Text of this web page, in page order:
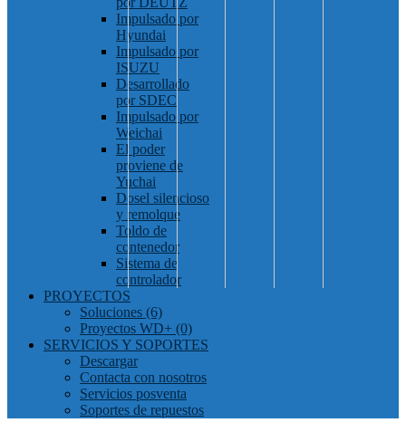
Impulsado por
Hyundai
Impulsado por
ISUZU
Desarrollado
por SDEC
Impulsado por
Weichai
El poder
proviene de
Yuchai
Dosel silencioso
y remolque
Toldo de
contenedor
Sistema de
controlador
PROYECTOS
Soluciones (6)
Proyectos WD+ (0)
SERVICIOS Y SOPORTES
Descargar
Contacta con nosotros
Servicios posventa
Soportes de repuestos